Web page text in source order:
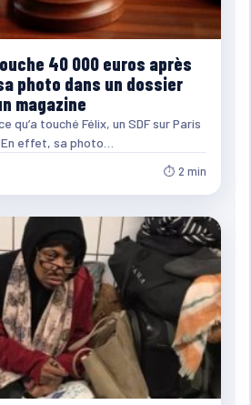
40 000 euros après
photo dans un dossier
magazine
qu’a touché Félix, un SDF sur Paris
effet, sa photo…
⏱ 2 min